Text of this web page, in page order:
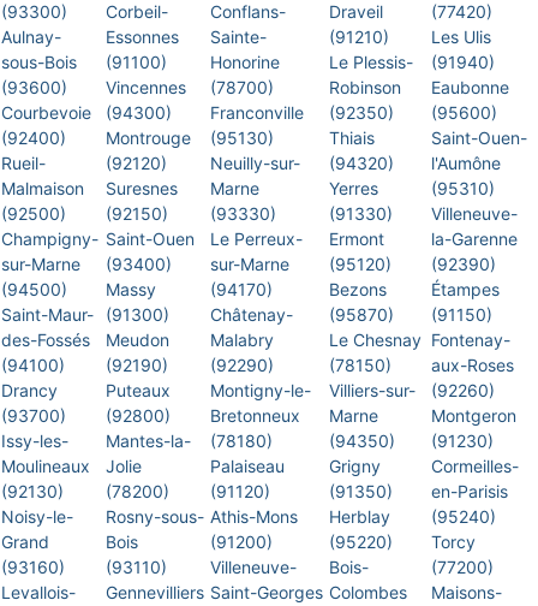
(93300)
Aulnay-
sous-Bois
(93600)
Courbevoie
(92400)
Rueil-
Malmaison
(92500)
Champigny-
sur-Marne
(94500)
Saint-Maur-
des-Fossés
(94100)
Drancy
(93700)
Issy-les-
Moulineaux
(92130)
Noisy-le-
Grand
(93160)
Levallois-
Corbeil-
Essonnes
(91100)
Vincennes
(94300)
Montrouge
(92120)
Suresnes
(92150)
Saint-Ouen
(93400)
Massy
(91300)
Meudon
(92190)
Puteaux
(92800)
Mantes-la-
Jolie
(78200)
Rosny-sous-
Bois
(93110)
Gennevilliers
Conflans-
Sainte-
Honorine
(78700)
Franconville
(95130)
Neuilly-sur-
Marne
(93330)
Le Perreux-
sur-Marne
(94170)
Châtenay-
Malabry
(92290)
Montigny-le-
Bretonneux
(78180)
Palaiseau
(91120)
Athis-Mons
(91200)
Villeneuve-
Saint-Georges
Draveil
(91210)
Le Plessis-
Robinson
(92350)
Thiais
(94320)
Yerres
(91330)
Ermont
(95120)
Bezons
(95870)
Le Chesnay
(78150)
Villiers-sur-
Marne
(94350)
Grigny
(91350)
Herblay
(95220)
Bois-
Colombes
(77420)
Les Ulis
(91940)
Eaubonne
(95600)
Saint-Ouen-
l'Aumône
(95310)
Villeneuve-
la-Garenne
(92390)
Étampes
(91150)
Fontenay-
aux-Roses
(92260)
Montgeron
(91230)
Cormeilles-
en-Parisis
(95240)
Torcy
(77200)
Maisons-